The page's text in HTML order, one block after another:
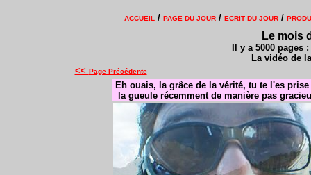
ACCUEIL / PAGE DU JOUR / ECRIT DU JOUR /
Le mois
Il y a 5000 pages :
La vidéo de
<< Page Précédente
Eh ouais, la grâce de la vérité, tu te l'es prise
la gueule récemment de manière pas